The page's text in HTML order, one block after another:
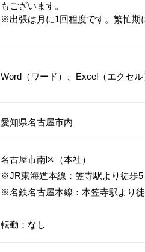
もございます。
※出張は月に1回程度です。繁忙期
Word（ワード）、Excel（エクセ
愛知県名古屋市内
名古屋市南区（本社）
※JR東海道本線：笠寺駅より徒歩5
※名鉄名古屋本線：本笠寺駅より
転勤：なし